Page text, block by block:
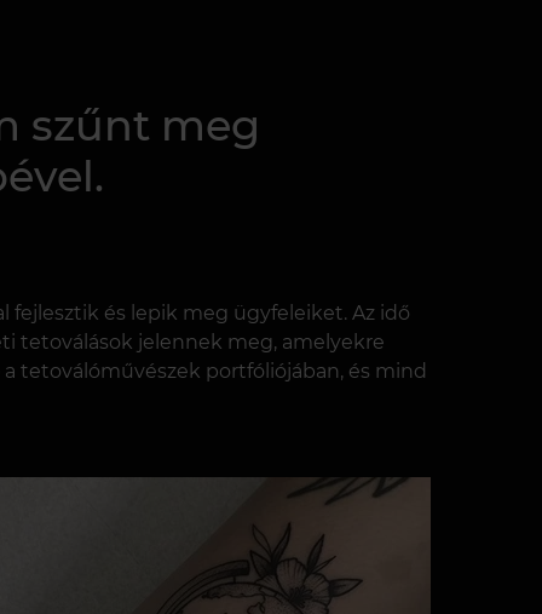
szűnt meg
és lepik meg ügyfeleiket. Az idő
tetoválások jelennek meg, amelyekre
tetoválóművészek portfóliójában, és mind